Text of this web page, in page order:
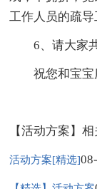
工作人员的疏导
6、请大家共
祝您和宝宝
【活动方案】相
活动方案[精选]